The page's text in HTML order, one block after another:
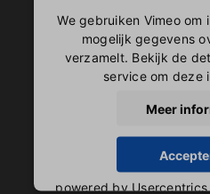
We gebruiken Vimeo om
mogelijk gegevens
verzamelt. Bekijk de
service om deze
Meer
powered by